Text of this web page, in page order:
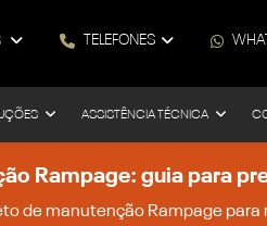
TELEFONES
ASSISTÊNCIA TÉCNICA
Rampage: guia para
de manutenção Rampage para